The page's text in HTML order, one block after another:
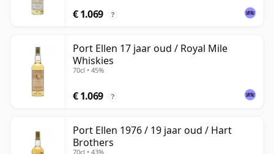
€ 1.069 ?
Port Ellen 17 jaar oud / Royal Mile
Whiskies
70cl • 45%
€ 1.069 ?
Port Ellen 1976 / 19 jaar oud / Hart
Brothers
70cl • 43%